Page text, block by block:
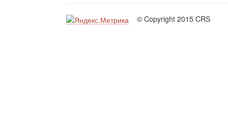
© Copyright 2015 CRS